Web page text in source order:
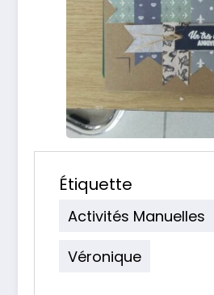
Étiquette
Activités Manuelles
Véronique